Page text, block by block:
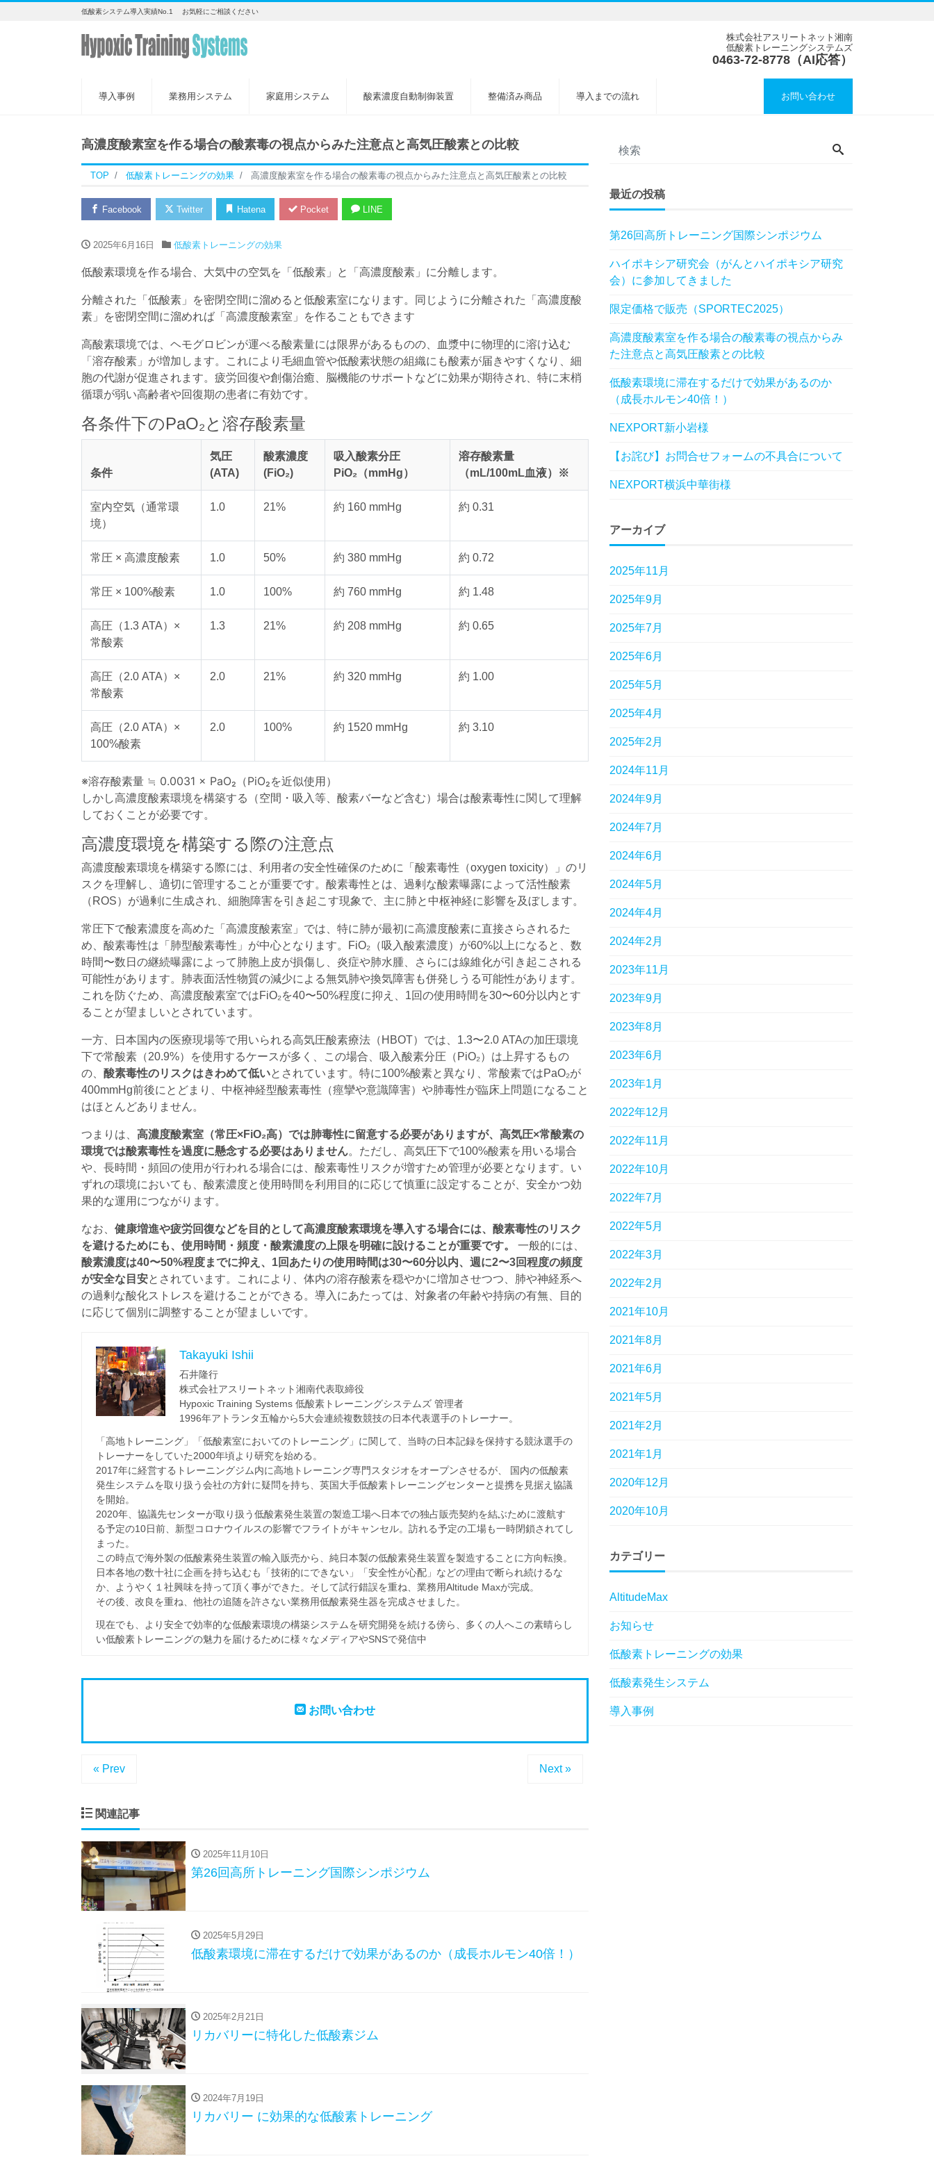
低酸素システム導入実績No.1 お気軽にご相談ください
株式会社アスリートネット湘南
低酸素トレーニングシステムズ
0463-72-8778（AI応答）
導入事例 業務用システム 家庭用システム 酸素濃度自動制御装置 整備済み商品 導入までの流れ お問い合わせ
高濃度酸素室を作る場合の酸素毒の視点からみた注意点と高気圧酸素との比較
TOP 低酸素トレーニングの効果 高濃度酸素室を作る場合の酸素毒の視点からみた注意点と高気圧酸素との比較
Facebook Twitter Hatena Pocket LINE
2025年6月16日 低酸素トレーニングの効果
低酸素環境を作る場合、大気中の空気を「低酸素」と「高濃度酸素」に分離します。
分離された「低酸素」を密閉空間に溜めると低酸素室になります。同じように分離された「高濃度酸
素」を密閉空間に溜めれば「高濃度酸素室」を作ることもできます
高酸素環境では、ヘモグロビンが運べる酸素量には限界があるものの、血漿中に物理的に溶け込む
「溶存酸素」が増加します。これにより毛細血管や低酸素状態の組織にも酸素が届きやすくなり、細
胞の代謝が促進されます。疲労回復や創傷治癒、脳機能のサポートなどに効果が期待され、特に末梢
循環が弱い高齢者や回復期の患者に有効です。
各条件下のPaO₂と溶存酸素量
条件
気圧
(ATA)
酸素濃度
(FiO₂)
吸入酸素分圧
PiO₂（mmHg）
溶存酸素量
（mL/100mL血液）※
室内空気（通常環
境）
1.0 21% 約 160 mmHg 約 0.31
常圧 × 高濃度酸素 1.0 50% 約 380 mmHg 約 0.72
常圧 × 100%酸素 1.0 100% 約 760 mmHg 約 1.48
高圧（1.3 ATA）×
常酸素
1.3 21% 約 208 mmHg 約 0.65
高圧（2.0 ATA）×
常酸素
2.0 21% 約 320 mmHg 約 1.00
高圧（2.0 ATA）×
100%酸素
2.0 100% 約 1520 mmHg 約 3.10
※溶存酸素量 ≒ 0.0031 × PaO₂（PiO₂を近似使用）
しかし高濃度酸素環境を構築する（空間・吸入等、酸素バーなど含む）場合は酸素毒性に関して理解
しておくことが必要です。
高濃度環境を構築する際の注意点
高濃度酸素環境を構築する際には、利用者の安全性確保のために「酸素毒性（oxygen toxicity）」のリ
スクを理解し、適切に管理することが重要です。酸素毒性とは、過剰な酸素曝露によって活性酸素
（ROS）が過剰に生成され、細胞障害を引き起こす現象で、主に肺と中枢神経に影響を及ぼします。
常圧下で酸素濃度を高めた「高濃度酸素室」では、特に肺が最初に高濃度酸素に直接さらされるた
め、酸素毒性は「肺型酸素毒性」が中心となります。FiO₂（吸入酸素濃度）が60%以上になると、数
時間〜数日の継続曝露によって肺胞上皮が損傷し、炎症や肺水腫、さらには線維化が引き起こされる
可能性があります。肺表面活性物質の減少による無気肺や換気障害も併発しうる可能性があります。
これを防ぐため、高濃度酸素室ではFiO₂を40〜50%程度に抑え、1回の使用時間を30〜60分以内とす
ることが望ましいとされています。
一方、日本国内の医療現場等で用いられる高気圧酸素療法（HBOT）では、1.3〜2.0 ATAの加圧環境
下で常酸素（20.9%）を使用するケースが多く、この場合、吸入酸素分圧（PiO₂）は上昇するもの
の、 酸素毒性のリスクはきわめて低いとされています。特に100%酸素と異なり、常酸素ではPaO₂が
400mmHg前後にとどまり、中枢神経型酸素毒性（痙攣や意識障害）や肺毒性が臨床上問題になること
はほとんどありません。
つまりは、 高濃度酸素室（常圧×FiO₂高）では肺毒性に留意する必要がありますが、高気圧×常酸素の
環境では酸素毒性を過度に懸念する必要はありません。ただし、高気圧下で100%酸素を用いる場合
や、長時間・頻回の使用が行われる場合には、酸素毒性リスクが増すため管理が必要となります。い
ずれの環境においても、酸素濃度と使用時間を利用目的に応じて慎重に設定することが、安全かつ効
果的な運用につながります。
なお、 健康増進や疲労回復などを目的として高濃度酸素環境を導入する場合には、酸素毒性のリスク
を避けるためにも、使用時間・頻度・酸素濃度の上限を明確に設けることが重要です。
一般的には、
酸素濃度は40〜50%程度までに抑え、1回あたりの使用時間は30〜60分以内、週に2〜3回程度の頻度
が安全な目安とされています。これにより、体内の溶存酸素を穏やかに増加させつつ、肺や神経系へ
の過剰な酸化ストレスを避けることができる。導入にあたっては、対象者の年齢や持病の有無、目的
に応じて個別に調整することが望ましいです。
Takayuki Ishii
石井隆行
株式会社アスリートネット湘南代表取締役
Hypoxic Training Systems 低酸素トレーニングシステムズ 管理者
1996年アトランタ五輪から5大会連続複数競技の日本代表選手のトレーナー。
「高地トレーニング」「低酸素室においてのトレーニング」に関して、当時の日本記録を保持する競泳選手の
トレーナーをしていた2000年頃より研究を始める。
2017年に経営するトレーニングジム内に高地トレーニング専門スタジオをオープンさせるが、 国内の低酸素
発生システムを取り扱う会社の方針に疑問を持ち、英国大手低酸素トレーニングセンターと提携を見据え協議
を開始。
2020年、協議先センターが取り扱う低酸素発生装置の製造工場へ日本での独占販売契約を結ぶために渡航す
る予定の10日前、新型コロナウイルスの影響でフライトがキャンセル。訪れる予定の工場も一時閉鎖されてし
まった。
この時点で海外製の低酸素発生装置の輸入販売から、純日本製の低酸素発生装置を製造することに方向転換。
日本各地の数十社に企画を持ち込むも「技術的にできない」「安全性が心配」などの理由で断られ続けるな
か、ようやく１社興味を持って頂く事ができた。そして試行錯誤を重ね、業務用Altitude Maxが完成。
その後、改良を重ね、他社の追随を許さない業務用低酸素発生器を完成させました。
現在でも、より安全で効率的な低酸素環境の構築システムを研究開発を続ける傍ら、多くの人へこの素晴らし
い低酸素トレーニングの魅力を届けるために様々なメディアやSNSで発信中
お問い合わせ
« Prev Next »
関連記事
2025年11月10日
第26回高所トレーニング国際シンポジウム
2025年5月29日
低酸素環境に滞在するだけで効果があるのか（成長ホルモン40倍！）
2025年2月21日
リカバリーに特化した低酸素ジム
2024年7月19日
リカバリー に効果的な低酸素トレーニング
最近の投稿
第26回高所トレーニング国際シンポジウム
ハイポキシア研究会（がんとハイポキシア研究
会）に参加してきました
限定価格で販売（SPORTEC2025）
高濃度酸素室を作る場合の酸素毒の視点からみ
た注意点と高気圧酸素との比較
低酸素環境に滞在するだけで効果があるのか
（成長ホルモン40倍！）
NEXPORT新小岩様
【お詫び】お問合せフォームの不具合について
NEXPORT横浜中華街様
アーカイブ
2025年11月
2025年9月
2025年7月
2025年6月
2025年5月
2025年4月
2025年2月
2024年11月
2024年9月
2024年7月
2024年6月
2024年5月
2024年4月
2024年2月
2023年11月
2023年9月
2023年8月
2023年6月
2023年1月
2022年12月
2022年11月
2022年10月
2022年7月
2022年5月
2022年3月
2022年2月
2021年10月
2021年8月
2021年6月
2021年5月
2021年2月
2021年1月
2020年12月
2020年10月
カテゴリー
AltitudeMax
お知らせ
低酸素トレーニングの効果
低酸素発生システム
導入事例